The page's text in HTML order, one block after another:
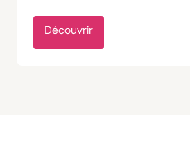
Découvrir